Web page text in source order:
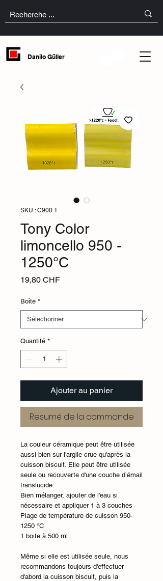
Danilo Güller
SKU : C900.1
Tony Color
limoncello 950 -
1250°C
19,80 CHFPrix
Boîte *
Quantité *
Ajouter au panier
Resumé de la commande
La couleur céramique peut être utilisée
aussi bien sur l'argile crue qu'après la
cuisson biscuit. Elle peut être utilisée
seule ou recouverte d'une couche d’émail
translucide.
Bien mélanger, ajouter de l'eau si
nécessaire et appliquer 1 à 3 couches
Plage de température de cuisson 950-
1250 °C
1 boite à 500 ml
Même si elle est utilisée seule, nous
recommandons toujours d'effectuer
d'abord la cuisson biscuit, puis la